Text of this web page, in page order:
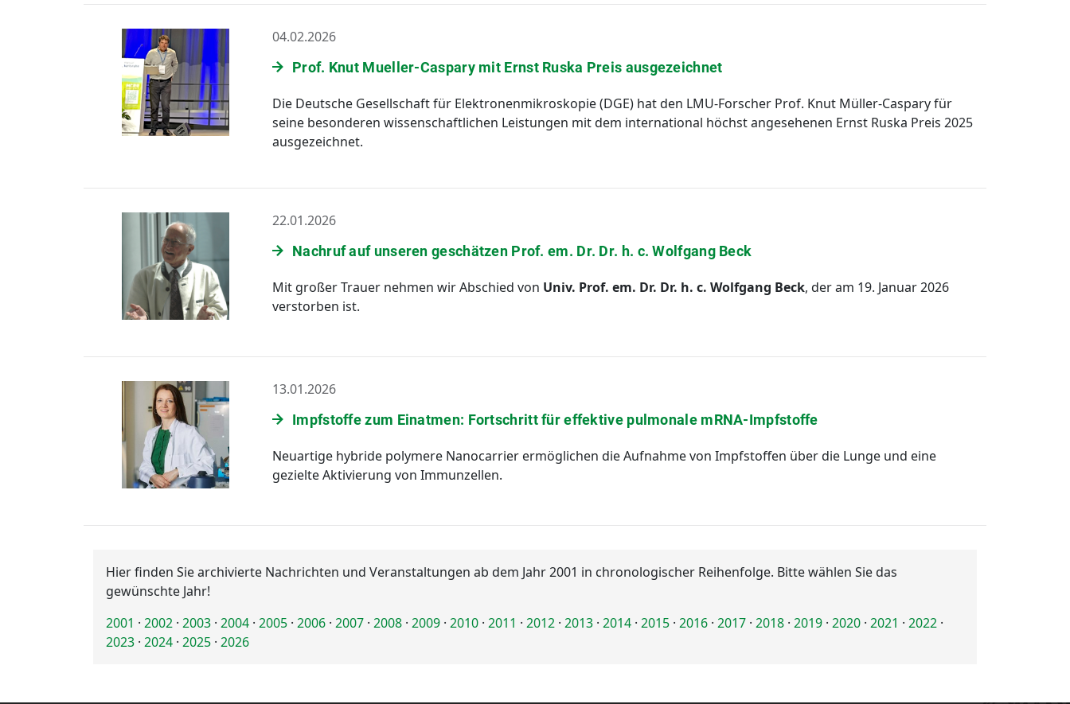
04.02.2026
Prof. Knut Mueller-Caspary mit Ernst Ruska Preis ausgezeichnet
Die Deutsche Gesellschaft für Elektronenmikroskopie (DGE) hat den LMU-Forscher Prof. Knut Müller-Caspary für
seine besonderen wissenschaftlichen Leistungen mit dem international höchst angesehenen Ernst Ruska Preis 2025
ausgezeichnet.
22.01.2026
Nachruf auf unseren geschätzen Prof. em. Dr. Dr. h. c. Wolfgang Beck
Mit großer Trauer nehmen wir Abschied von Univ. Prof. em. Dr. Dr. h. c. Wolfgang Beck, der am 19. Januar 2026
verstorben ist.
13.01.2026
Impfstoffe zum Einatmen: Fortschritt für effektive pulmonale mRNA-Impfstoffe
Neuartige hybride polymere Nanocarrier ermöglichen die Aufnahme von Impfstoffen über die Lunge und eine
gezielte Aktivierung von Immunzellen.
Hier finden Sie archivierte Nachrichten und Veranstaltungen ab dem Jahr 2001 in chronologischer Reihenfolge. Bitte wählen Sie das
gewünschte Jahr!
2001 · 2002 · 2003 · 2004 · 2005 · 2006 · 2007 · 2008 · 2009 · 2010 · 2011 · 2012 · 2013 · 2014 · 2015 · 2016 · 2017 · 2018 · 2019 · 2020 · 2021 · 2022 ·
2023 · 2024 · 2025 · 2026